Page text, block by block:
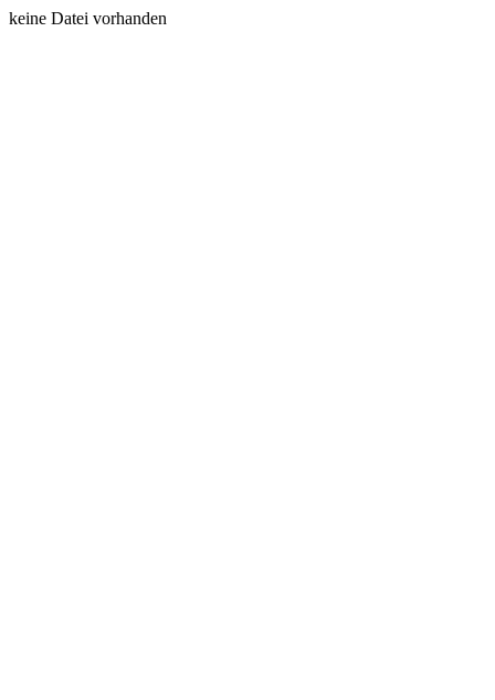
keine Datei vorhanden